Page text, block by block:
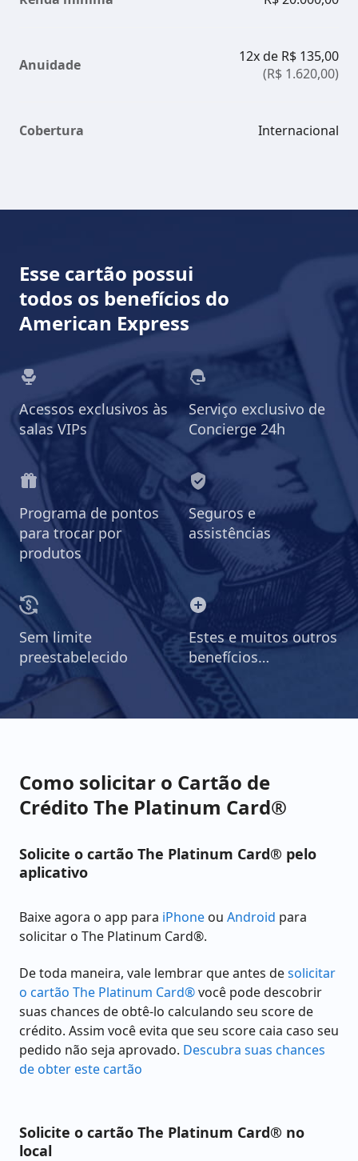
E aí, gostou do The Platinum Card? Solicite o seu
agora mesmo pelo Portal da Foregon e descubra as
seguro!
Anuidade
12x de R$ 135,00
(R$ 1.620,00)
Cobertura Internacional
Esse cartão possui
todos os benefícios do
American Express
Acessos exclusivos às
salas VIPs
Serviço exclusivo de
Concierge 24h
Programa de pontos
para trocar por
produtos
Seguros e
assistências
Sem limite
preestabelecido
Estes e muitos outros
benefícios…
Como solicitar o Cartão de
Crédito The Platinum Card®
Solicite o cartão The Platinum Card® pelo
aplicativo
Baixe agora o app para iPhone ou Android para
solicitar o The Platinum Card®.
De toda maneira, vale lembrar que antes desolicitar
o cartão The Platinum Card®você pode descobrir
suas chances de obtê-lo calculando seu score de
crédito. Assim você evita que seu score caia caso seu
pedido não seja aprovado. Descubra suas chances
de obter este cartão
Solicite o cartão The Platinum Card® no
local